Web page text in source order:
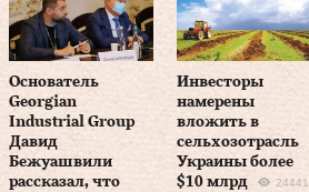
Основатель
Georgian
Industrial Group
Давид
Бежуашвили
рассказал, что
Инвесторы
намерены
вложить в
сельхозотрасль
Украины более
$10 млрд
24441